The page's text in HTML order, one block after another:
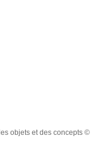
objets et des concepts ©